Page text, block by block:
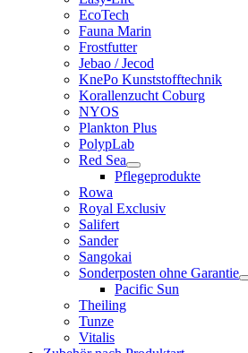
EcoTech
Fauna Marin
Frostfutter
Jebao / Jecod
KnePo Kunststofftechnik
Korallenzucht Coburg
NYOS
Plankton Plus
PolypLab
Red Sea
Pflegeprodukte
Rowa
Royal Exclusiv
Salifert
Sander
Sangokai
Sonderposten ohne Garantie
Pacific Sun
Theiling
Tunze
Vitalis